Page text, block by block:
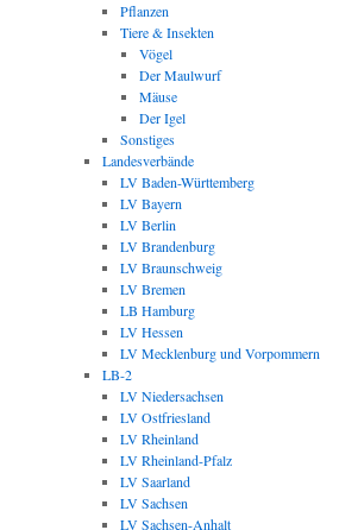
Pflanzen
Tiere & Insekten
Vögel
Der Maulwurf
Mäuse
Der Igel
Sonstiges
Landesverbände
LV Baden-Württemberg
LV Bayern
LV Berlin
LV Brandenburg
LV Braunschweig
LV Bremen
LB Hamburg
LV Hessen
LV Mecklenburg und Vorpommern
LB-2
LV Niedersachsen
LV Ostfriesland
LV Rheinland
LV Rheinland-Pfalz
LV Saarland
LV Sachsen
LV Sachsen-Anhalt